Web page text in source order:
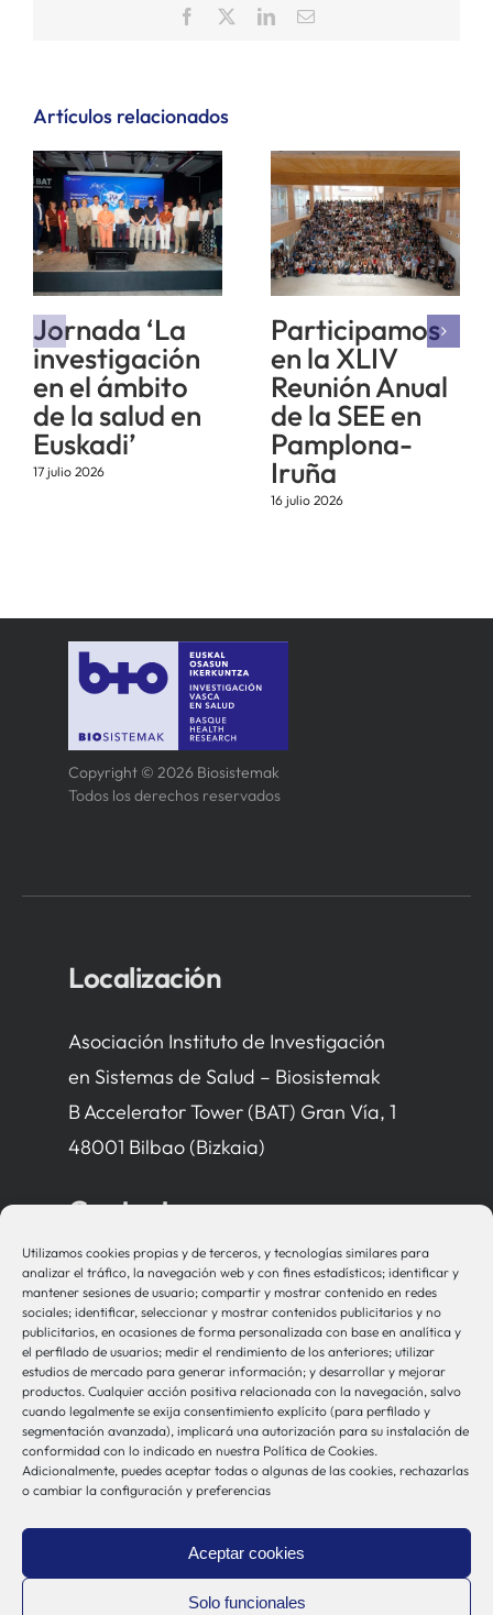
Utilizamos cookies propias y de terceros, y tecnologías similares para
analizar el tráfico, la navegación web y con fines estadísticos; identificar y
mantener sesiones de usuario; compartir y mostrar contenido en redes
sociales; identificar, seleccionar y mostrar contenidos publicitarios y no
publicitarios, en ocasiones de forma personalizada con base en analítica y
el perfilado de usuarios; medir el rendimiento de los anteriores; utilizar
estudios de mercado para generar información; y desarrollar y mejorar
productos. Cualquier acción positiva relacionada con la navegación, salvo
cuando legalmente se exija consentimiento explícito (para perfilado y
segmentación avanzada), implicará una autorización para su instalación de
conformidad con lo indicado en nuestra Política de Cookies.
Adicionalmente, puedes aceptar todas o algunas de las cookies, rechazarlas
o cambiar la configuración y preferencias
Aceptar cookies
Solo funcionales
Facebook LinkedInCorreo
Artículos relacionados
Jornada ‘La
investigación
en el ámbito
de la salud en
Euskadi’
17 julio 2026
Participamos
en la XLIV
Reunión Anual
de la SEE en
Pamplona-
Iruña
16 julio 2026
Copyright © 2026 Biosistemak
Todos los derechos reservados
Localización
Asociación Instituto de Investigación
en Sistemas de Salud – Biosistemak
B Accelerator Tower (BAT) Gran Vía, 1
48001 Bilbao (Bizkaia)
Contacto
bio-sistemak@bio-sistemak.eus
944 00 77 90
Otros Enlaces
Osakidetza